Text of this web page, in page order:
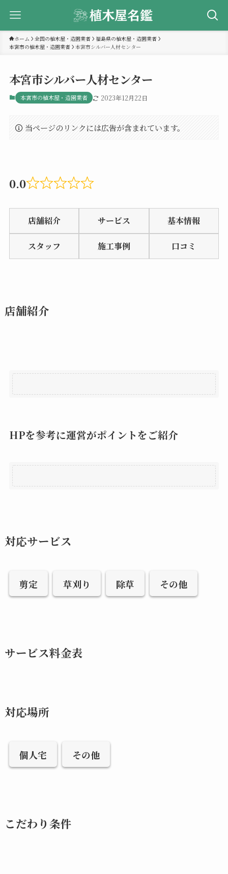
ホーム 全国の植木屋・造園業者
福島県の植木屋・造園業者
本宮市の植木屋・造園業者
本宮市シルバー人材センター
本宮市シルバー人材センター
本宮市の植木屋・造園業者 2023年12月22日
当ページのリンクには広告が含まれています。
0.0
Rated
0.0
out
5
店舗紹介 サービス 基本情報
スタッフ 施工事例 口コミ
店舗紹介
HPを参考に運営がポイントをご紹介
対応サービス
剪定 草刈り 除草 その他
サービス料金表
対応場所
個人宅 その他
こだわり条件